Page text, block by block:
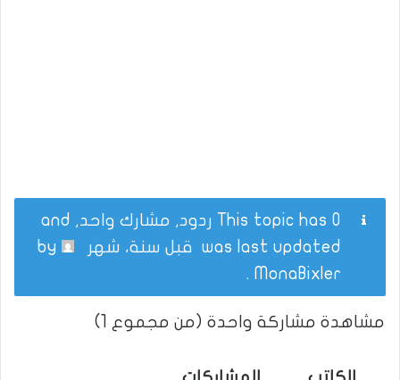
This topic has 0 ردود, مشارك واحد, and
was last updated قبل سنة، شهر
MonaBixler
.
مشاهدة مشاركة واحدة (من مجموع 1)